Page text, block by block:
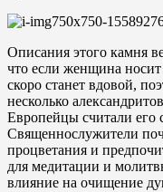
Описания этого камня
что если женщина носит
скоро станет вдовой,
несколько
Европейцы считали его
Священнослужители
процветания и
для медитации и
влияние на очищение